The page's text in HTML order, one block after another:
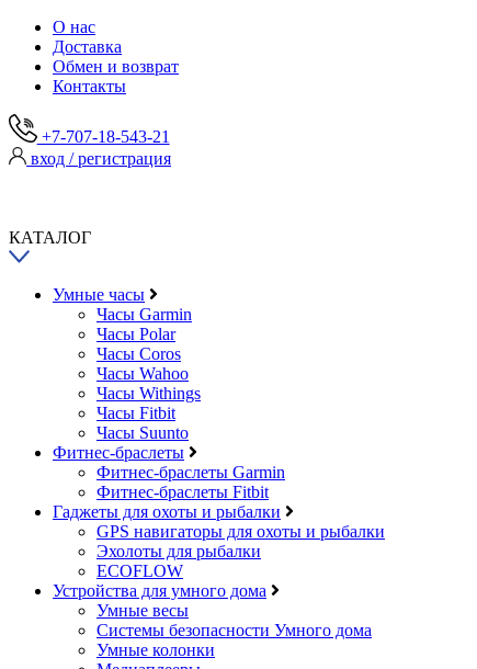
О нас
Доставка
Обмен и возврат
Контакты
+7-707-18-543-21
вход / регистрация
КАТАЛОГ
Умные часы
Часы Garmin
Часы Polar
Часы Coros
Часы Wahoo
Часы Withings
Часы Fitbit
Часы Suunto
Фитнес-браслеты
Фитнес-браслеты Garmin
Фитнес-браслеты Fitbit
Гаджеты для охоты и рыбалки
GPS навигаторы для охоты и рыбалки
Эхолоты для рыбалки
ECOFLOW
Устройства для умного дома
Умные весы
Системы безопасности Умного дома
Умные колонки